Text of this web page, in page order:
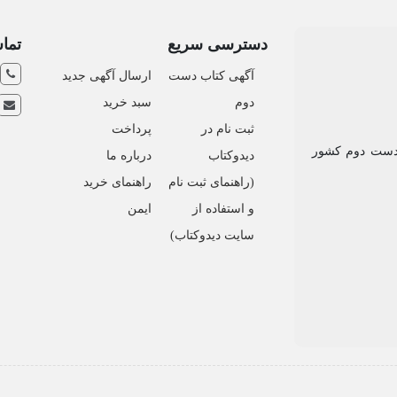
دست دوم کشور
دسترسی سریع
آگهی کتاب دست
دوم
ثبت نام در
دیدوکتاب
(راهنمای ثبت نام
و استفاده از
سایت دیدوکتاب)
ارسال آگهی جدید
سبد خرید
پرداخت
درباره ما
راهنمای خرید
ایمن